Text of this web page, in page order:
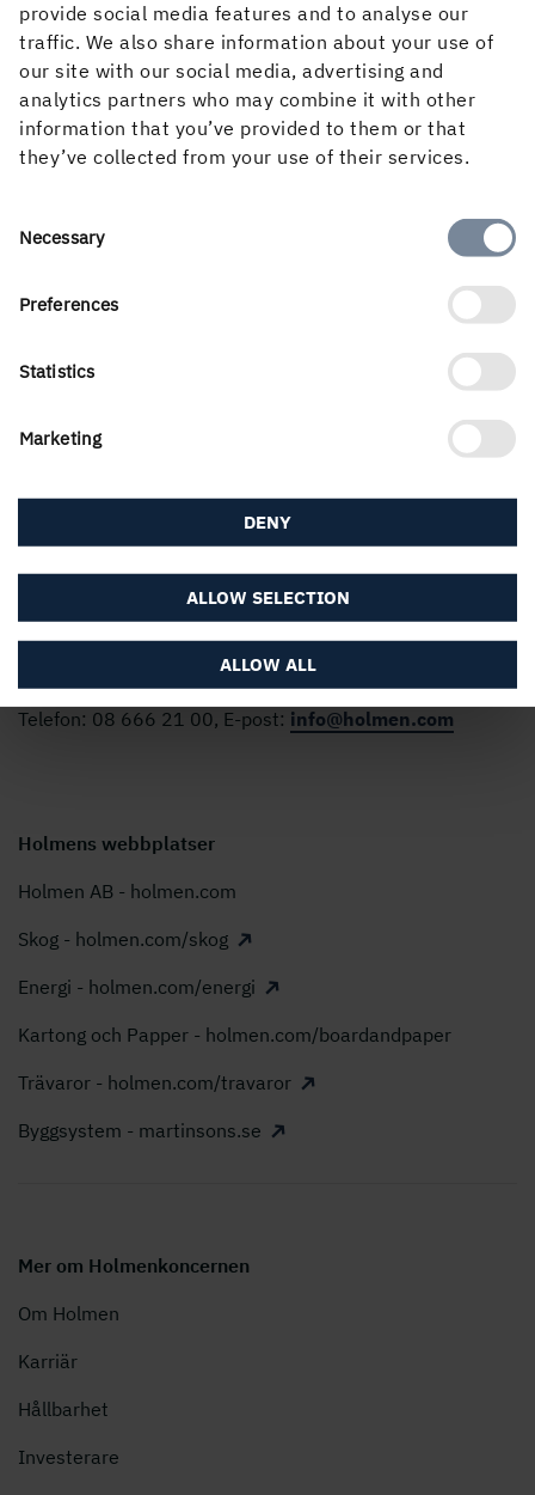
provide social media features and to analyse our
traffic. We also share information about your use of
our site with our social media, advertising and
analytics partners who may combine it with other
information that you’ve provided to them or that
they’ve collected from your use of their services.
Consent
Necessary
Preferences
Statistics
Marketing
ALLOW ALL
ALLOW SELECTION
DENY
Följ oss i sociala medier
Holmens verksamhet utgår från skogens kretslopp och de
förnybara produkter vi kan skapa av det. Våra
på Nasdaq Stockholm, Large Cap.
Uttalande om Modern Slavery Act
Holmen AB, Box 5407, 114 84 Stockholm
Telefon: 08 666 21 00, E-post: info@holmen.com
Holmens webbplatser
Holmen AB - holmen.com
Skog - holmen.com/skog
Energi - holmen.com/energi
Kartong och Papper - holmen.com/boardandpaper
Trävaror - holmen.com/travaror
Byggsystem - martinsons.se
Mer om Holmenkoncernen
Om Holmen
Karriär
Hållbarhet
Investerare